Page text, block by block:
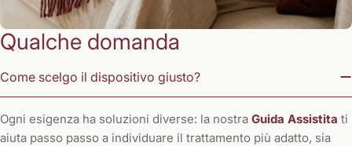
Qualche domanda
Come scelgo il dispositivo giusto?
Ogni esigenza ha soluzioni diverse: la nostra Guida Assistita ti
aiuta passo passo a individuare il trattamento più adatto, sia